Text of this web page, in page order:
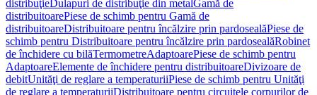
distribuţieDulapuri de distribuţie din metalGamă de
distribuitoarePiese de schimb pentru Gamă de
distribuitoareDistribuitoare pentru încălzire prin pardosealăPiese de
schimb pentru Distribuitoare pentru încălzire prin pardosealăRobinet
de închidere cu bilăTermometreAdaptoarePiese de schimb pentru
AdaptoareElemente de închidere pentru distribuitoareDivizoare de
debitUnităţi de reglare a temperaturiiPiese de schimb pentru Unităţi
de reglare a temperaturiiDistribuitoare pentru circuitele corpurilor de